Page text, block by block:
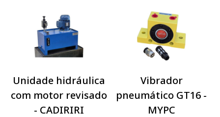
Unidade hidráulica
com motor revisado
- CADIRIRI
Vibrador
pneumático GT16 -
MYPC